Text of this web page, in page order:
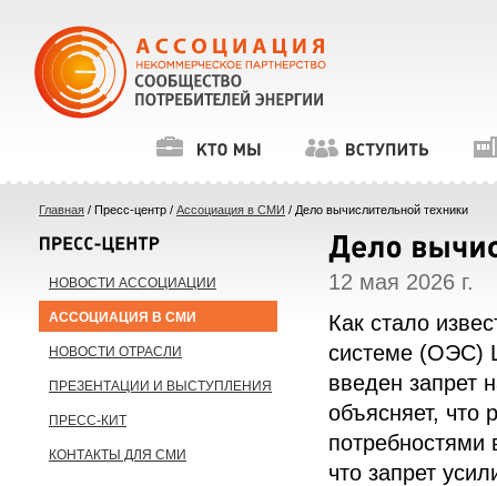
Главная / Пресс-центр / Ассоциация в СМИ / Дело вычислительной техники
12 мая 2026 г.
Как стало
системе (ОЭС)
введен запрет
объясняет, что
потребностями
что запрет
НОВОСТИ АССОЦИАЦИИ
АССОЦИАЦИЯ В СМИ
НОВОСТИ ОТРАСЛИ
ПРЕЗЕНТАЦИИ И ВЫСТУПЛЕНИЯ
ПРЕСС-КИТ
КОНТАКТЫ ДЛЯ СМИ